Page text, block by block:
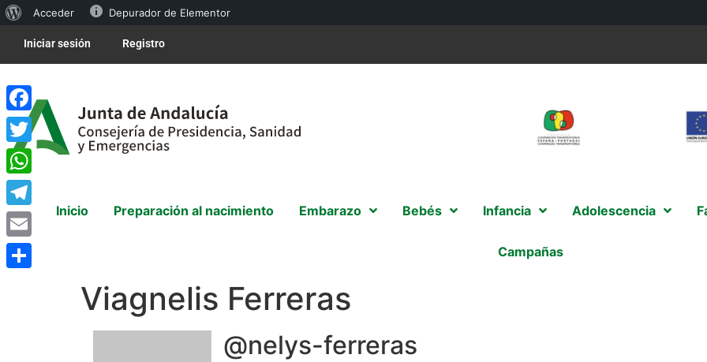
Acceder Depurador de Elementor
Iniciar sesión Registro
Inicio Preparación al nacimiento Embarazo Bebés Infancia Adolescencia
Campañas
Viagnelis Ferreras
@nelys-ferreras
Facebook
Twitter
WhatsApp
Telegram
Email